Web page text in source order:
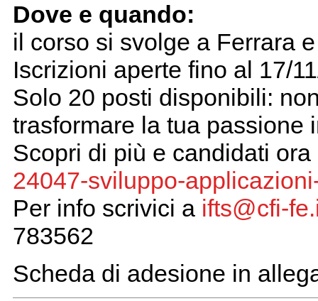
Dove e quando:
il corso si svolge a Ferrara
Iscrizioni aperte fino al 17/
Solo 20 posti disponibili:
trasformare la tua passione
Scopri di più e candidati
24047-sviluppo-
Per info scrivici a ifts@cfi-
783562
Scheda di adesione in